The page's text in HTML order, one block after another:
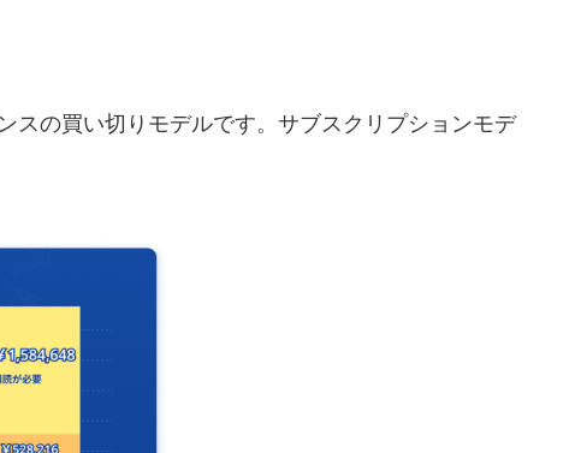
スの買い切りモデルです。サブスクリプションモデ